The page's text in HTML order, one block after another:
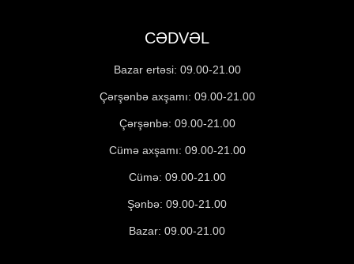
CƏDVƏL
Bazar ertəsi: 09.00-21.00
Çərşənbə axşamı: 09.00-21.00
Çərşənbə: 09.00-21.00
Cümə axşamı: 09.00-21.00
Cümə: 09.00-21.00
Şənbə: 09.00-21.00
Bazar: 09.00-21.00